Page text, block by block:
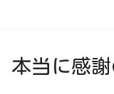
本当に感謝